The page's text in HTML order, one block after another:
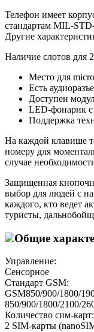
Телефон имеет
стандартам MIL-
Другие
Наличие слотов для
Место для
Есть
Доступен
LED-фонарик
Поддержка
На каждой клавише
номеру для
случае
Защищенная
выбор для людей с
каждого, кто ведет
туристы,
Общие
Управление:
Сенсорное
Стандарт GSM:
GSM850/900/1800/
850/900/1800/2100/
Количество сим-карт:
2 SIM-карты